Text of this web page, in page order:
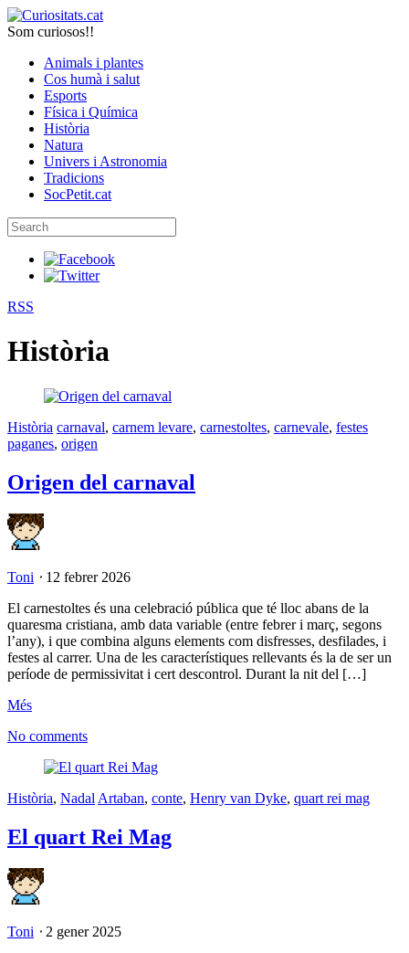
Som curiosos!!
Animals i plantes
Cos humà i salut
Esports
Física i Química
Història
Natura
Univers i Astronomia
Tradicions
SocPetit.cat
RSS
Història
Història carnaval, carnem levare, carnestoltes, carnevale, festes
paganes, origen
Origen del carnaval
Toni ⋅ 12 febrer 2026
El carnestoltes és una celebració pública que té lloc abans de la
quaresma cristiana, amb data variable (entre febrer i març, segons
l’any), i que combina alguns elements com disfresses, desfilades, i
festes al carrer. Una de les característiques rellevants és la de ser un
període de permissivitat i cert descontrol. Durant la nit del […]
Més
No comments
Història, Nadal Artaban, conte, Henry van Dyke, quart rei mag
El quart Rei Mag
Toni ⋅ 2 gener 2025